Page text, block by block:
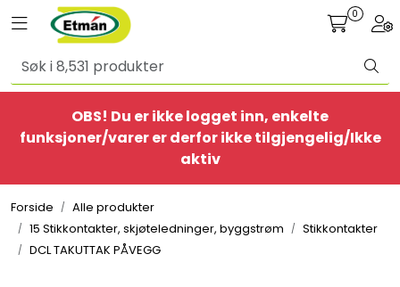
Skip to main content
Toggle navigation 0
OBS! Du er ikke logget inn, enkelte
funksjoner/varer er derfor ikke tilgjengelig/Ikke
aktiv
Forside
Alle produkter
15 Stikkontakter, skjøteledninger, byggstrøm
Stikkontakter
DCL TAKUTTAK PÅVEGG
Alle produkter
BestSelgere
Ethome